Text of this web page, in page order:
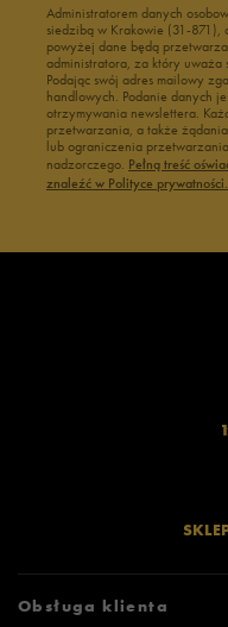
Administratorem danych
siedzibą w Krakowie (31-871),
powyżej dane będą
administratora, za który uważa
Podając swój adres mailowy
handlowych. Podanie danych
otrzymywania newslettera.
przetwarzania, a także
lub ograniczenia
nadzorczego. Pełną treść
znaleźć w Polityce prywatności.
Obsługa klienta